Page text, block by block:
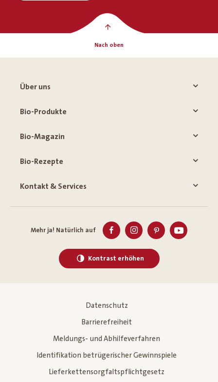
Nach oben
Über uns
Bio-Produkte
Bio-Magazin
Bio-Rezepte
Kontakt & Services
Mehr ja! Natürlich auf
Kontrast erhöhen
Datenschutz
Barrierefreiheit
Meldungs- und Abhilfeverfahren
Identifikation betrügerischer Gewinnspiele
Lieferkettensorgfaltspflichtgesetz